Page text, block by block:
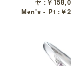
ヤ :￥
Men's - Pt :￥